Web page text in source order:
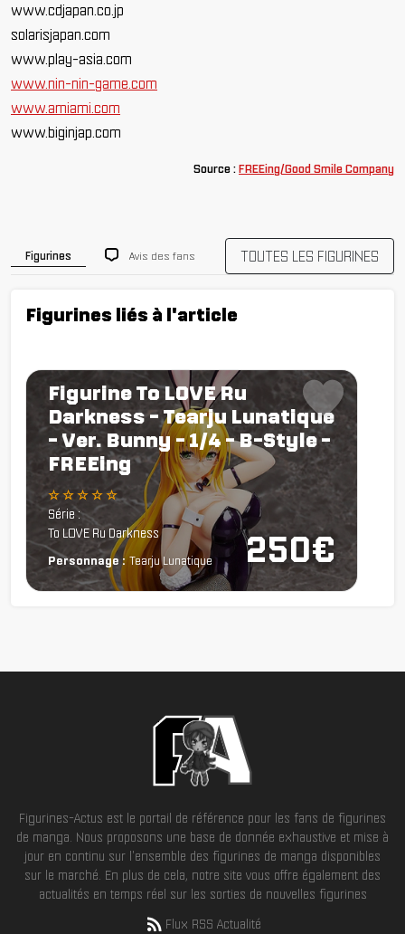
www.cdjapan.co.jp
solarisjapan.com
www.play-asia.com
www.nin-nin-game.com
www.amiami.com
www.biginjap.com
Source :FREEing/Good Smile Company
Figurines Avis des fans TOUTES LES FIGURINES
Figurines liés à l'article
250€
Figurine To LOVE Ru
Darkness - Tearju Lunatique
- Ver. Bunny - 1/4 - B-Style -
FREEing
☆ ☆ ☆ ☆ ☆
Série :
To LOVE Ru Darkness
Personnage : Tearju Lunatique
Figurines-Actus est le portail de référence pour les fans de figurines
de manga. Nous proposons une base de donnée exhaustive et mise à
jour en continu sur l'ensemble des figurines de manga disponibles
sur le marché. En plus de cela, notre site vous offre également des
actualités en temps réel sur les sorties de nouvelles figurines
Flux RSS Actualité